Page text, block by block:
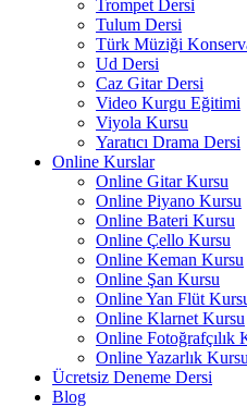
Trompet Dersi
Tulum Dersi
Türk Müziği
Ud Dersi
Caz Gitar Dersi
Video Kurgu Eğitimi
Viyola Kursu
Yaratıcı Drama Dersi
Online Kurslar
Online Gitar Kursu
Online Piyano Kursu
Online Bateri Kursu
Online Çello Kursu
Online Keman Kursu
Online Şan Kursu
Online Yan Flüt
Online Klarnet Kursu
Online Fotoğrafçılık
Online Yazarlık Kursu
Ücretsiz Deneme Dersi
Blog